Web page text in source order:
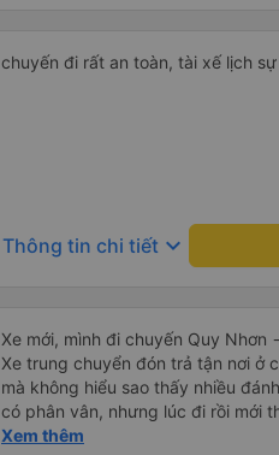
chuyến đi rất an toàn, tài xế lịch
Thông tin chi tiết keyboard_arrow_down
Xe mới, mình đi chuyến Quy Nhơn
Xe trung chuyển đón trả tận nơi ở
mà không hiểu sao thấy nhiều
có phân vân, nhưng lúc đi rồi mới
viên đều thân thiện, nhiệt tình. Nhắn tin cho anh phụ lái nếu
Xem thêm